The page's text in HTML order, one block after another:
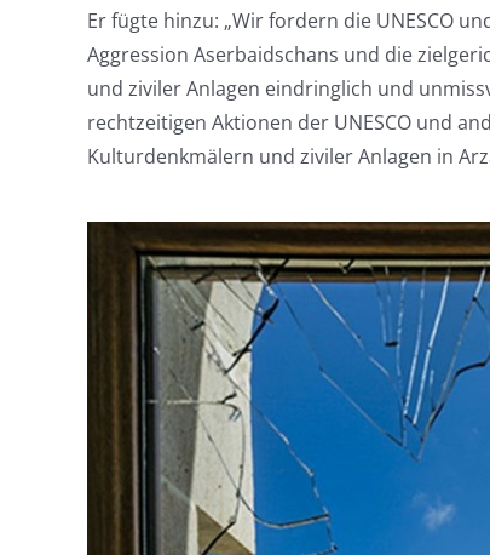
Er fügte hinzu: „Wir fordern die UNESCO
Aggression Aserbaidschans und die
und ziviler Anlagen eindringlich und
rechtzeitigen Aktionen der UNESCO und
Kulturdenkmälern und ziviler Anlagen in